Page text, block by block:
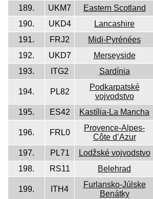
189. UKM7 Eastern Scotland
190.
UKD4 Lancashire
191.
FRJ2 Midi-Pyrénées
192.
UKD7 Merseyside
193.
ITG2 Sardínia
194. PL82
Podkarpatské
vojvodstvo
195. ES42 Kastília-La Mancha
196. FRL0
Provence-Alpes-
Côte d’Azur
197. PL71 Lodžské vojvodstvo
198.
RS11 Belehrad
199. ITH4
Furlansko-Júlske
Benátky